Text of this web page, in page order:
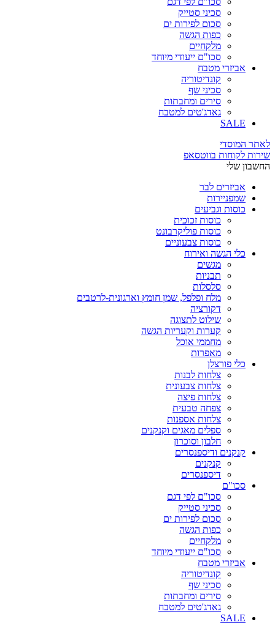
סכיני סטייק
סכום לפירות ים
כפות הגשה
מלקחיים
סכו"ם ייעודי מיוחד
אביזרי מטבח
קונדיטוריה
סכיני שף
סירים ומחבתות
גאדג'טים למטבח
SALE
לאתר המוסדי
שירות לקוחות בווטסאפ
החשבון שלי
אביזרים לבר
שמפניירות
כוסות וגביעים
כוסות זכוכית
כוסות פוליקרבונט
כוסות צבעוניים
כלי הגשה ואירוח
מגשים
תבניות
סלסלות
מלח ופלפל, שמן חומץ וארגונית-לרטבים
דקורציה
שילוט לתצוגה
קערות וקעריות הגשה
מחממי אוכל
מאפרות
כלי פורצלן
צלחות לבנות
צלחות צבעונית
צלחות פיצה
צפחה טבעית
צלחות אספנות
ספלים מאגים וקנקנים
חלבון וסוכרון
קנקנים ודיספנסרים
קנקנים
דיספנסרים
סכו"ם
סכו"ם לפי דגם
סכיני סטייק
סכום לפירות ים
כפות הגשה
מלקחיים
סכו"ם ייעודי מיוחד
אביזרי מטבח
קונדיטוריה
סכיני שף
סירים ומחבתות
גאדג'טים למטבח
SALE